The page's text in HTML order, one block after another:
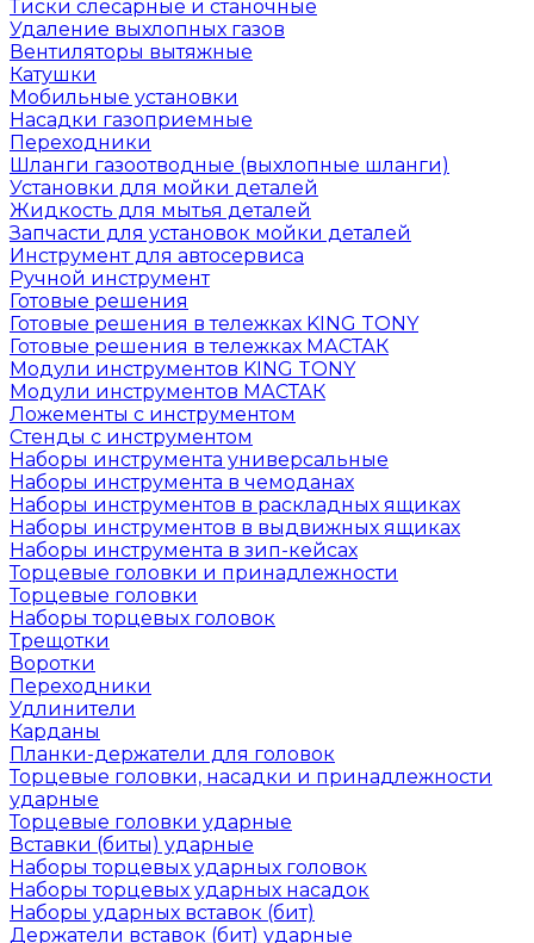
Тиски слесарные и станочные
Удаление выхлопных газов
Вентиляторы вытяжные
Катушки
Мобильные установки
Насадки газоприемные
Переходники
Шланги газоотводные (выхлопные шланги)
Установки для мойки деталей
Жидкость для мытья деталей
Запчасти для установок мойки деталей
Инструмент для автосервиса
Ручной инструмент
Готовые решения
Готовые решения в тележках KING TONY
Готовые решения в тележках МАСТАК
Модули инструментов KING TONY
Модули инструментов МАСТАК
Ложементы с инструментом
Стенды с инструментом
Наборы инструмента универсальные
Наборы инструмента в чемоданах
Наборы инструментов в раскладных ящиках
Наборы инструментов в выдвижных ящиках
Наборы инструмента в зип-кейсах
Торцевые головки и принадлежности
Торцевые головки
Наборы торцевых головок
Трещотки
Воротки
Переходники
Удлинители
Карданы
Планки-держатели для головок
Торцевые головки, насадки и принадлежности
ударные
Торцевые головки ударные
Вставки (биты) ударные
Наборы торцевых ударных головок
Наборы торцевых ударных насадок
Наборы ударных вставок (бит)
Держатели вставок (бит) ударные